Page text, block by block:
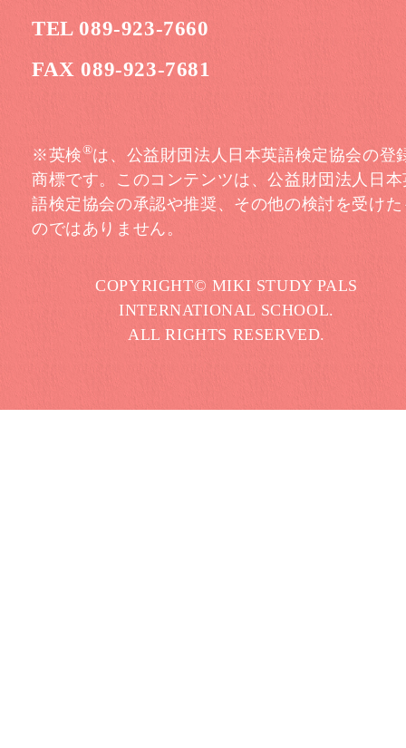
TEL 089-923-7660
FAX 089-923-7681
※英検®は、公益財団法人日本英語検定協会の登
商標です。このコンテンツは、公益財団法人日本
語検定協会の承認や推奨、その他の検討を受けた
のではありません。
COPYRIGHT© MIKI STUDY PALS
INTERNATIONAL SCHOOL.
ALL RIGHTS RESERVED.